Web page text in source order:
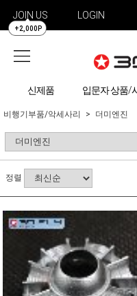
JOIN US
+2,000P
LOGIN
신제품
비행기부품/악세사리 더미엔진
정렬